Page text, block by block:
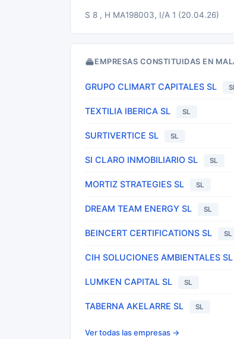
S 8 , H MA198003, I/A 1 (20.04.26)
EMPRESAS CONSTITUIDAS EN
GRUPO CLIMART CAPITALES SL
TEXTILIA IBERICA SL SL
SURTIVERTICE SL SL
SI CLARO INMOBILIARIO SL SL
MORTIZ STRATEGIES SL SL
DREAM TEAM ENERGY SL SL
BEINCERT CERTIFICATIONS SL SL
CIH SOLUCIONES AMBIENTALES SL
LUMKEN CAPITAL SL SL
TABERNA AKELARRE SL SL
Ver todas las empresas →